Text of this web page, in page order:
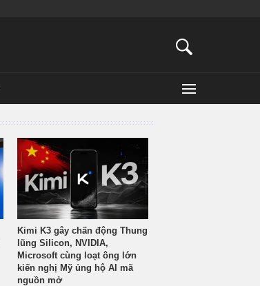
Kimi K3 gây chấn động Thung
lũng Silicon, NVIDIA,
Microsoft cùng loạt ông lớn
kiến nghị Mỹ ủng hộ AI mã
nguồn mở